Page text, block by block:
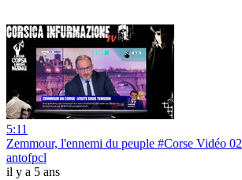
5:11
Zemmour, l'ennemi du peuple #Corse Vidéo 02
antofpcl
il y a 5 ans